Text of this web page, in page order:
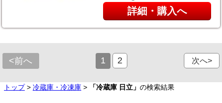
詳細・購入へ
<前へ 1 2 次へ>
トップ> 冷蔵庫・冷凍庫 > 「冷蔵庫 日立」 の検索結果